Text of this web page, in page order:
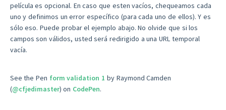
película es opcional. En caso que esten vacíos, chequeamos cada
uno y definimos un error específico (para cada uno de ellos). Y es
sólo eso. Puede probar el ejemplo abajo. No olvide que si los
campos son válidos, usted será redirigido a una URL temporal
vacía.
See the Pen form validation 1 by Raymond Camden
(@cfjedimaster) on CodePen.